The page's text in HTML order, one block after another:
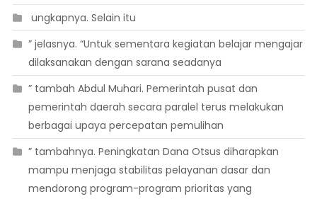
 ungkapnya. Selain itu
” jelasnya. “Untuk sementara kegiatan belajar mengajar
dilaksanakan dengan sarana seadanya
” tambah Abdul Muhari. Pemerintah pusat dan
pemerintah daerah secara paralel terus melakukan
berbagai upaya percepatan pemulihan
” tambahnya. Peningkatan Dana Otsus diharapkan
mampu menjaga stabilitas pelayanan dasar dan
mendorong program-program prioritas yang